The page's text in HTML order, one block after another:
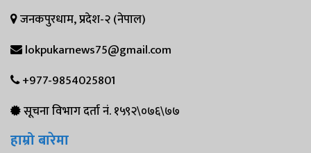
जनकपुरधाम, प्रदेश-२ (नेपाल)
lokpukarnews75@gmail.com
+977-9854025801
सूचना विभाग दर्ता नं. १५९२\०७६\७७
हाम्रो बारेमा